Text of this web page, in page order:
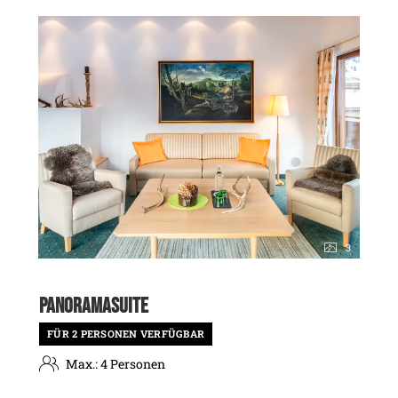
3
PANORAMASUITE
FÜR 2 PERSONEN VERFÜGBAR
Max.: 4 Personen